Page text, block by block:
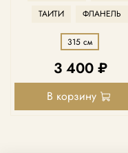
ТАИТИ
ФЛАНЕЛЬ
315 см
3 400 ₽
В корзину